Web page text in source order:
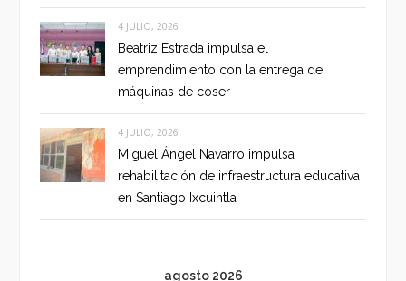
4 JULIO, 2026
Beatriz Estrada impulsa el
emprendimiento con la entrega de
máquinas de coser
4 JULIO, 2026
Miguel Ángel Navarro impulsa
rehabilitación de infraestructura educativa
en Santiago Ixcuintla
agosto 2026